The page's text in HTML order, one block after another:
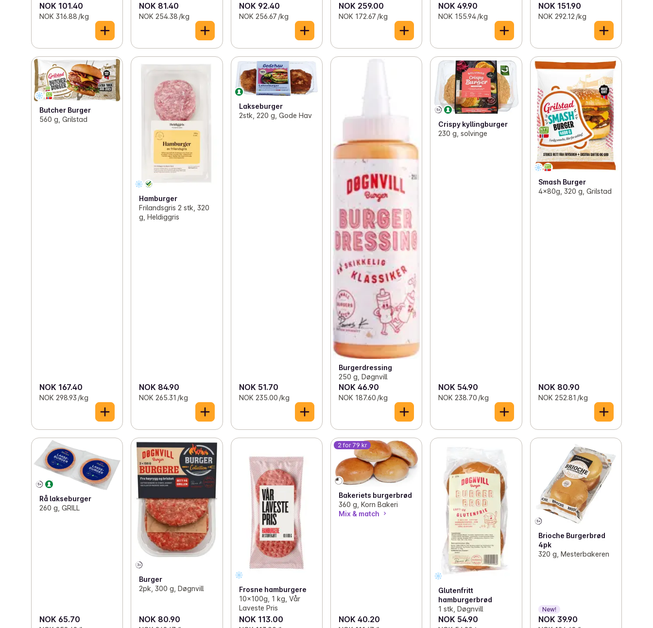
NOK 101.40
NOK 316.88 /kg
NOK 81.40
NOK 254.38 /kg
NOK 92.40
NOK 256.67 /kg
NOK 259.00
NOK 172.67 /kg
NOK 49.90
NOK 155.94 /kg
NOK 151.90
NOK 292.12 /kg
Butcher Burger
560 g, Grilstad
NOK 167.40
NOK 298.93 /kg
Hamburger
Frilandsgris 2 stk, 320
g, Heldiggris
NOK 84.90
NOK 265.31 /kg
Lakseburger
2stk, 220 g, Gode Hav
NOK 51.70
NOK 235.00 /kg
Burgerdressing
250 g, Døgnvill
NOK 46.90
NOK 187.60 /kg
Crispy kyllingburger
230 g, solvinge
NOK 54.90
NOK 238.70 /kg
Smash Burger
4x80g, 320 g, Grilstad
NOK 80.90
NOK 252.81 /kg
Rå lakseburger
260 g, GRILL
NOK 65.70
Burger
2pk, 300 g, Døgnvill
NOK 80.90
Frosne hamburgere
10x100g, 1 kg, Vår
Laveste Pris
NOK 113.00
2 for 79 kr
Bakeriets burgerbrød
360 g, Korn Bakeri
Mix & match
NOK 40.20
Glutenfritt
hamburgerbrød
1 stk, Døgnvill
NOK 54.90
Brioche Burgerbrød
4pk
320 g, Mesterbakeren
New!
NOK 39.90